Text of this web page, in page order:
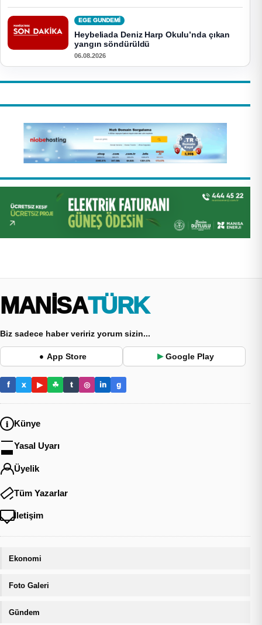
EGE GUNDEMİ
Heybeliada Deniz Harp Okulu’nda çıkan
yangın söndürüldü
06.08.2026
MANİSA TÜRK
Biz sadece haber veririz yorum sizin...
● App Store ▶ Google Play
f x ▶ ☘ t ◎ in g
Künye
Yasal Uyarı
Üyelik
Tüm Yazarlar
İletişim
Ekonomi
Foto Galeri
Gündem